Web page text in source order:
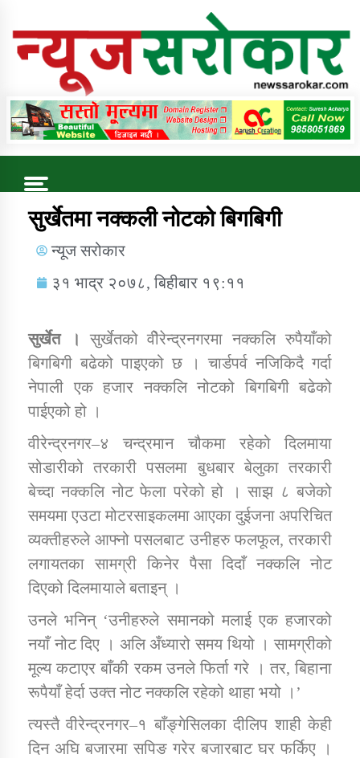
Online News Portal
Trending Now
कर्णाली प्रविधि शिक्षालय जुम्लाको सुचना
सामाजिक बिकास कार्यालय जुम्लाकाे सुचना
सुर्खेतमा नक्कली नोटको बिगबिगी
न्यूज सरोकार
३१ भाद्र २०७८, बिहीबार १९:११
सुर्खेत ।
सुर्खेतको वीेरेन्द्रनगरमा नक्कलि रुपैयाँको
बिगबिगी बढेको पाइएको छ । चार्डपर्व नजिकिदै गर्दा
नेपाली एक हजार नक्कलि नोटको बिगबिगी बढेको
पाईएको हो ।
वीरेन्द्रनगर–४ चन्द्रमान चौकमा रहेको दिलमाया
सोडारीको तरकारी पसलमा बुधबार बेलुका तरकारी
बेच्दा नक्कलि नोट फेला परेको हो । साझ ८ बजेको
समयमा एउटा मोटरसाइकलमा आएका दुईजना अपरिचित
व्यक्तीहरुले आफ्नो पसलबाट उनीहरु फलफूल, तरकारी
लगायतका सामग्री किनेर पैसा दिदाँ नक्कलि नोट
दिएको दिलमायाले बताइन् ।
उनले भनिन् ‘उनीहरुले समानको मलाई एक हजारको
नयाँ नोट दिए । अलि अँध्यारो समय थियो । सामग्रीको
मूल्य कटाएर बाँकी रकम उनले फिर्ता गरे । तर, बिहाना
रूपैयाँ हेर्दा उक्त नोट नक्कलि रहेको थाहा भयो ।’
त्यस्तै वीरेन्द्रनगर–१ बाँङ्गेसिलका दीलिप शाही केही
दिन अघि बजारमा सपिङ गरेर बजारबाट घर फर्किए ।